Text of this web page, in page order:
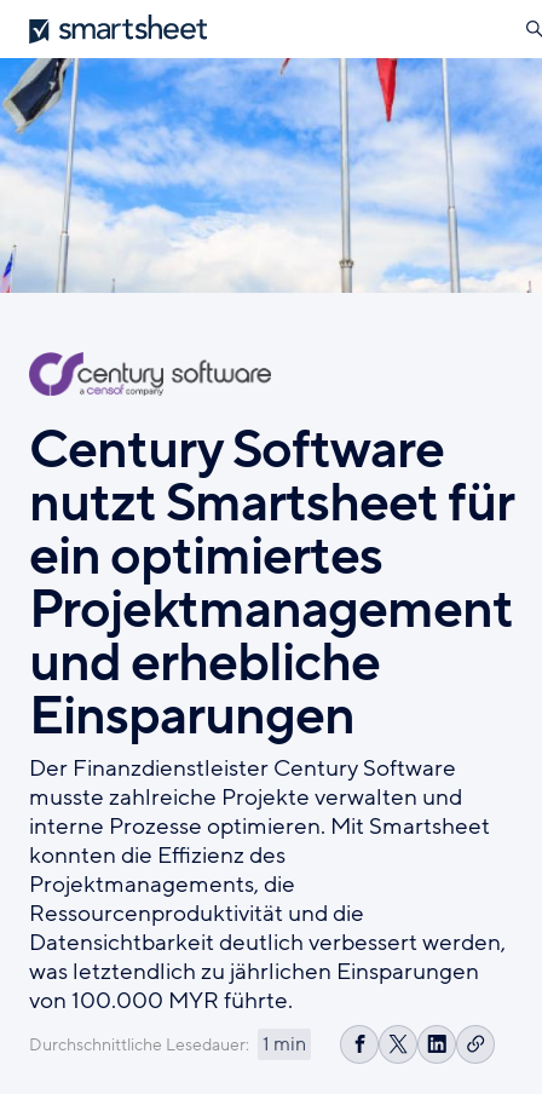
Direkt
zum
Inhalt
Smartsheet
Century Software
nutzt Smartsheet für
ein optimiertes
Projektmanagement
und erhebliche
Einsparungen
Der Finanzdienstleister Century Software
musste zahlreiche Projekte verwalten und
interne Prozesse optimieren. Mit Smartsheet
konnten die Effizienz des
Projektmanagements, die
Ressourcenproduktivität und die
Datensichtbarkeit deutlich verbessert werden,
was letztendlich zu jährlichen Einsparungen
von 100.000 MYR führte.
Durchschnittliche Lesedauer: 1 min
Auf ShareAuf Link